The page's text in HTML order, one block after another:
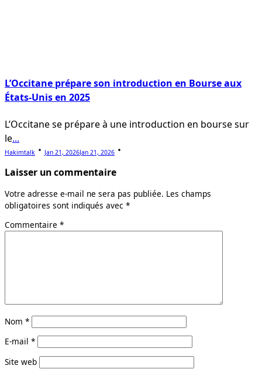
L’Occitane prépare son introduction en Bourse aux
États-Unis en 2025
L’Occitane se prépare à une introduction en bourse sur
le...
Hakimtalk Jan 21, 2026Jan 21, 2026
Laisser un commentaire
Votre adresse e-mail ne sera pas publiée. Les champs
obligatoires sont indiqués avec *
Commentaire *
Nom *
E-mail *
Site web